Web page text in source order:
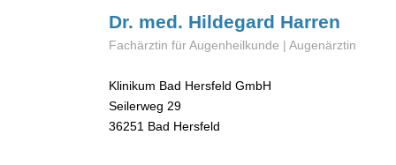
Dr. med. Hildegard Harren
Fachärztin für Augenheilkunde | Augenärztin
Klinikum Bad Hersfeld GmbH
Seilerweg 29
36251 Bad Hersfeld